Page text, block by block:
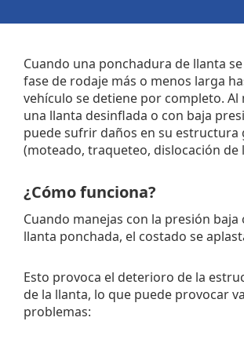
Cuando una ponchadura de llanta
fase de rodaje más o menos larga
vehículo se detiene por completo. Al
una llanta desinflada o con baja
puede sufrir daños en su estructura
(moteado, traqueteo, dislocación de
¿Cómo funciona?
Cuando manejas con la presión baja
llanta ponchada, el costado se
Esto provoca el deterioro de la
de la llanta, lo que puede provocar
problemas: